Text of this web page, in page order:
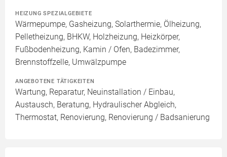
HEIZUNG SPEZIALGEBIETE
Wärmepumpe, Gasheizung, Solarthermie, Ölheizung,
Pelletheizung, BHKW, Holzheizung, Heizkörper,
Fußbodenheizung, Kamin / Ofen, Badezimmer,
Brennstoffzelle, Umwälzpumpe
ANGEBOTENE TÄTIGKEITEN
Wartung, Reparatur, Neuinstallation / Einbau,
Austausch, Beratung, Hydraulischer Abgleich,
Thermostat, Renovierung, Renovierung / Badsanierung